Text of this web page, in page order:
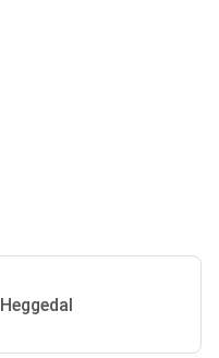
Heggedal